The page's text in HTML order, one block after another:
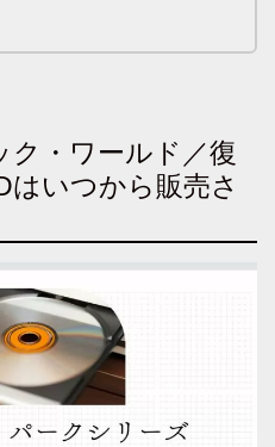
ク・ワールド／復
はいつから販売さ